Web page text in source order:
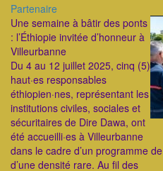
Catégorie
Partenaire
Une semaine à bâtir des ponts
: l’Éthiopie invitée d’honneur à
Villeurbanne
Du 4 au 12 juillet 2025, cinq (5)
haut·es responsables
éthiopien·nes, représentant les
institutions civiles, sociales et
sécuritaires de Dire Dawa, ont
été accueilli·es à Villeurbanne
dans le cadre d’un programme
d’une densité rare. Au fil des